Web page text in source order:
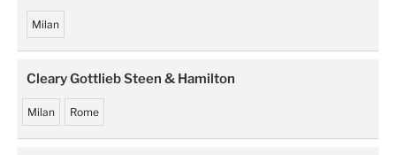
Milan
Cleary Gottlieb Steen & Hamilton
Milan Rome